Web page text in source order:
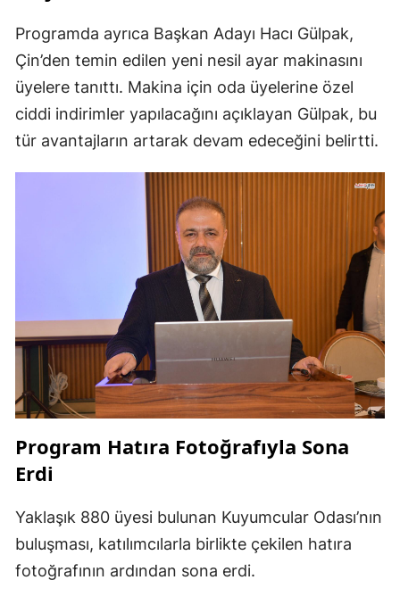
Programda ayrıca Başkan Adayı Hacı Gülpak,
Çin’den temin edilen yeni nesil ayar makinasını
üyelere tanıttı. Makina için oda üyelerine özel
ciddi indirimler yapılacağını açıklayan Gülpak, bu
tür avantajların artarak devam edeceğini belirtti.
Program Hatıra Fotoğrafıyla Sona
Erdi
Yaklaşık 880 üyesi bulunan Kuyumcular Odası’nın
buluşması, katılımcılarla birlikte çekilen hatıra
fotoğrafının ardından sona erdi.